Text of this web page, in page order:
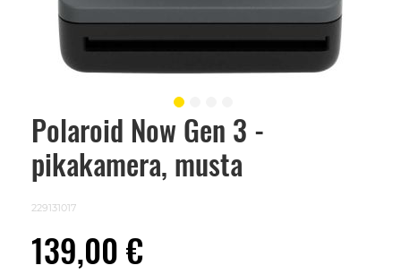
Polaroid Now Gen 3 -
pikakamera, musta
229131017
139,00 €
Skip
beginning
images